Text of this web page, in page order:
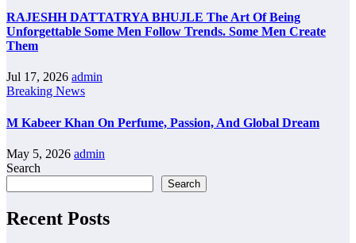
RAJESHH DATTATRYA BHUJLE The Art Of Being
Unforgettable Some Men Follow Trends. Some Men Create
Them
Jul 17, 2026 admin
Breaking News
M Kabeer Khan On Perfume, Passion, And Global Dream
May 5, 2026 admin
Search
Search
Recent Posts